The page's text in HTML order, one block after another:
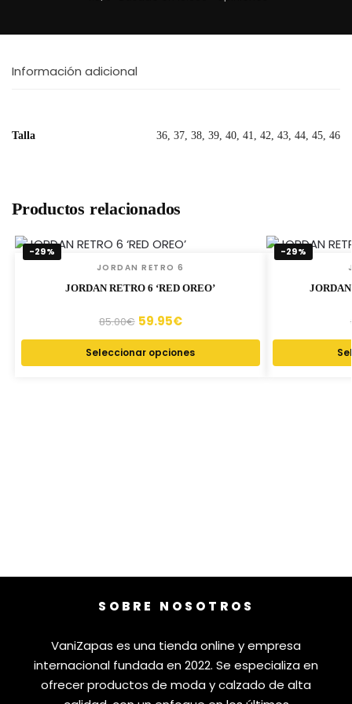
Información adicional
Talla 36, 37, 38, 39, 40, 41, 42, 43, 44, 45, 46
Productos relacionados
-29%
JORDAN RETRO 6
JORDAN RETRO 6 ‘RED OREO’
85.00€ 59.95€
Seleccionar opciones
-29%
SOBRE NOSOTROS
VaniZapas es una tienda online y empresa
internacional fundada en 2022. Se especializa en
ofrecer productos de moda y calzado de alta